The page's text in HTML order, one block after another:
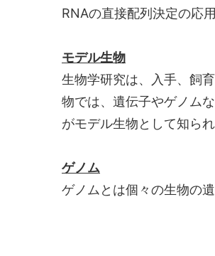
RNAの直接配列決定の応
モデル生物
生物学研究は、入手、飼
物では、遺伝子やゲノム
がモデル生物として知られ
ゲノム
ゲノムとは個々の生物の